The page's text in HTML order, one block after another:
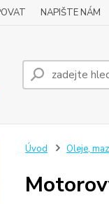
NAPIŠTE NÁM
Úvod Oleje,